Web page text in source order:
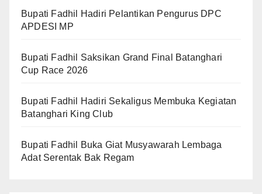
Bupati Fadhil Hadiri Pelantikan Pengurus DPC
APDESI MP
Bupati Fadhil Saksikan Grand Final Batanghari
Cup Race 2026
Bupati Fadhil Hadiri Sekaligus Membuka Kegiatan
Batanghari King Club
Bupati Fadhil Buka Giat Musyawarah Lembaga
Adat Serentak Bak Regam